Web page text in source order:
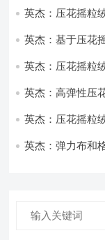
英杰：压花摇粒
英杰：基于压花
英杰：压花摇粒
英杰：高弹性压
英杰：压花摇粒
英杰：弹力布和